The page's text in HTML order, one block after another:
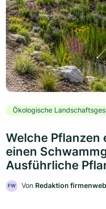
Ökologische
Welche Pflanzen
einen
Ausführliche
FW Von Redaktion